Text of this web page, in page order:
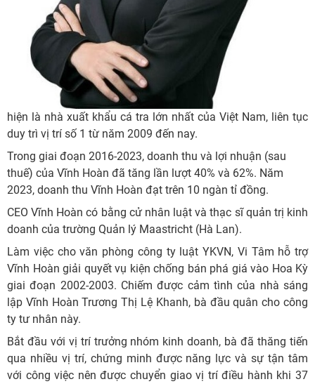
hiện là nhà xuất khẩu cá tra lớn nhất của Việt Nam, liên tục
duy trì vị trí số 1 từ năm 2009 đến nay.
Trong giai đoạn 2016-2023, doanh thu và lợi nhuận (sau
thuế) của Vĩnh Hoàn đã tăng lần lượt 40% và 62%. Năm
2023, doanh thu Vĩnh Hoàn đạt trên 10 ngàn tỉ đồng.
CEO Vĩnh Hoàn có bằng cử nhân luật và thạc sĩ quản trị kinh
doanh của trường Quản lý Maastricht (Hà Lan).
Làm việc cho văn phòng công ty luật YKVN, Vi Tâm hỗ trợ
Vĩnh Hoàn giải quyết vụ kiện chống bán phá giá vào Hoa Kỳ
giai đoạn 2002-2003. Chiếm được cảm tình của nhà sáng
lập Vĩnh Hoàn Trương Thị Lệ Khanh, bà đầu quân cho công
ty tư nhân này.
Bắt đầu với vị trí trưởng nhóm kinh doanh, bà đã thăng tiến
qua nhiều vị trí, chứng minh được năng lực và sự tận tâm
với công việc nên được chuyển giao vị trí điều hành khi 37